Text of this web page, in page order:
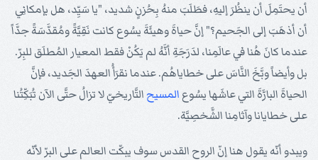
أن يحتَمِلَ أن ينظُرَ إليهِ، فطَلَبَ منهُ بِحُزنٍ شديد، "يا سَيِّد، هل بإمكانِي
أن أذهَبَ إلى الجَحيم؟" إنَّ حياةَ وهيئَةَ يسُوع كانت نَقِيَّةً ومُقدَّسَةً جدَّاً
عندما كانَ هُنا في عالَمِنا، لدَرَجَةِ أنَّهُ لم يَكُنْ فقط المعيار المُطلَق للبِرّ.
بل وأيضاً وبَّخَ النَّاسَ على خطاياهُم. عندما نقرَأُ العهدَ الجَديد، فإنَّ
الحياةَ البارَّةَ التي عاشَها يسُوع المسيح التَّاريخيّ لا تزالُ حتَّى الآن تُبَكِّتُنا
على خطايانا وآثامِنا الشَّخصِيَّة.
ويبدو أنّه يقول هنا إنّ الروح القدس سوف يبكّت العالم على البرّ لأنّه